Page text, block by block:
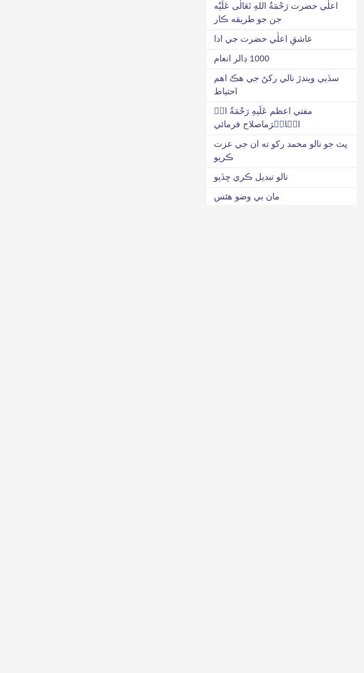
اعلٰي حضرت رَحْمَةُ اللهِ تَعَالٰی عَلَيْه
جن جو طريقه ڪار
عاشقِ اعلٰي حضرت جي ادا
1000 ڊالر انعام
سڏيي ويندڙ نالي رکڻ جي هڪ اهم
احتياط
مفتي اعظم عَلَیهِ رَحْمَةُ اﷲِ
الۡاکۡرَماصلاح فرمائي
پٽ جو نالو محمد رکو ته ان جي عزت
ڪريو
نالو تبديل ڪري ڇڏيو
مان بي وضو هئس